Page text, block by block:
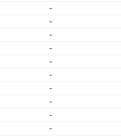
-
-
-
-
-
-
-
-
-
-